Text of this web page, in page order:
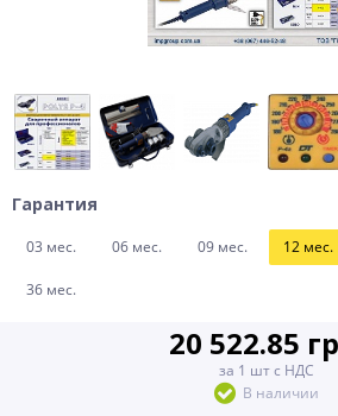
Гарантия
03 мес. 06 мес. 09 мес. 12 мес.
36 мес.
20 522.85
за 1 шт с НДС
В наличии